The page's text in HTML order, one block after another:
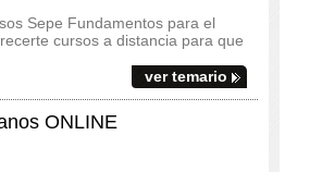
Sepe Fundamentos para el
cursos a distancia para que
ver temario
ONLINE